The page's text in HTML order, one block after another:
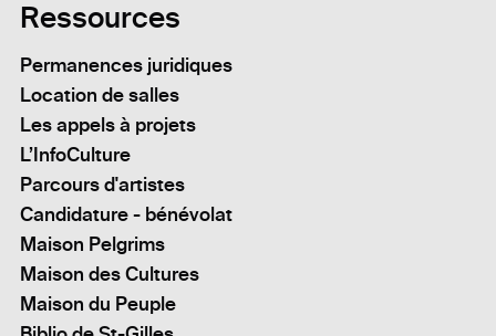
Ressources
Permanences juridiques
Location de salles
Les appels à projets
L’InfoCulture
Parcours d'artistes
Candidature - bénévolat
Maison Pelgrims
Maison des Cultures
Maison du Peuple